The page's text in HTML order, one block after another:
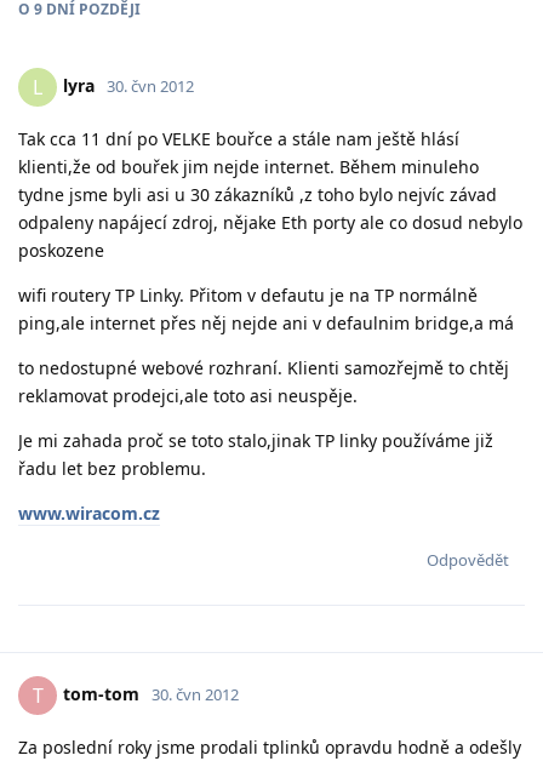
O 9 DNÍ POZDĚJI
L lyra 30. čvn 2012
Tak cca 11 dní po VELKE bouřce a stále nam ještě hlásí
klienti,že od bouřek jim nejde internet. Během minuleho
tydne jsme byli asi u 30 zákazníků ,z toho bylo nejvíc závad
odpaleny napájecí zdroj, nějake Eth porty ale co dosud nebylo
poskozene
wifi routery TP Linky. Přitom v defautu je na TP normálně
ping,ale internet přes něj nejde ani v defaulnim bridge,a má
to nedostupné webové rozhraní. Klienti samozřejmě to chtěj
reklamovat prodejci,ale toto asi neuspěje.
Je mi zahada proč se toto stalo,jinak TP linky používáme již
řadu let bez problemu.
www.wiracom.cz
Odpovědět
T tom-tom 30. čvn 2012
Za poslední roky jsme prodali tplinků opravdu hodně a odešly